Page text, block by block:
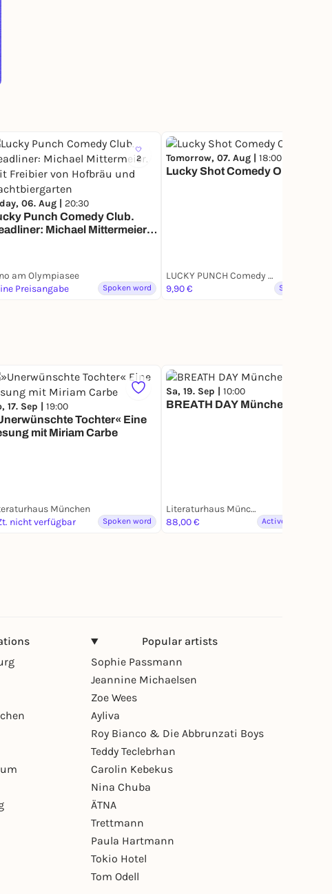
2
06. Aug | 20:30
Punch Comedy Club.
Michael Mittermeier.
am Olympiasee
Preisangabe
Spoken word
Tomorrow, 07. Aug | 18:00
Lucky Shot Comedy Open Mic
LUCKY PUNCH Comedy Club
9,90 €
Spoken word
17. Sep | 19:00
Tochter« Eine
mit Miriam Carbe
München
nicht verfügbar
Spoken word
Sa, 19. Sep | 10:00
BREATH DAY München
Literaturhaus München
88,00 €
Active & Creative
Popular artists
Sophie Passmann
Jeannine Michaelsen
Zoe Wees
Ayliva
Roy Bianco & Die Abbrunzati Boys
Teddy Teclebrhan
Carolin Kebekus
Nina Chuba
ÄTNA
Trettmann
Paula Hartmann
Tokio Hotel
Tom Odell